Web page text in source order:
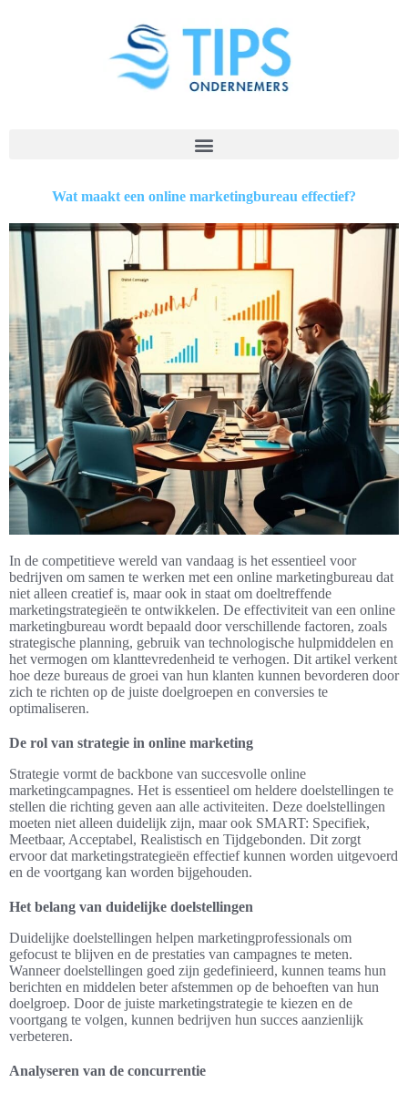
Wat maakt een online marketingbureau effectief?
In de competitieve wereld van vandaag is het essentieel voor
bedrijven om samen te werken met een online marketingbureau dat
niet alleen creatief is, maar ook in staat om doeltreffende
marketingstrategieën te ontwikkelen. De effectiviteit van een online
marketingbureau wordt bepaald door verschillende factoren, zoals
strategische planning, gebruik van technologische hulpmiddelen en
het vermogen om klanttevredenheid te verhogen. Dit artikel verkent
hoe deze bureaus de groei van hun klanten kunnen bevorderen door
zich te richten op de juiste doelgroepen en conversies te
optimaliseren.
De rol van strategie in online marketing
Strategie vormt de backbone van succesvolle online
marketingcampagnes. Het is essentieel om heldere doelstellingen te
stellen die richting geven aan alle activiteiten. Deze doelstellingen
moeten niet alleen duidelijk zijn, maar ook SMART: Specifiek,
Meetbaar, Acceptabel, Realistisch en Tijdgebonden. Dit zorgt
ervoor dat marketingstrategieën effectief kunnen worden uitgevoerd
en de voortgang kan worden bijgehouden.
Het belang van duidelijke doelstellingen
Duidelijke doelstellingen helpen marketingprofessionals om
gefocust te blijven en de prestaties van campagnes te meten.
Wanneer doelstellingen goed zijn gedefinieerd, kunnen teams hun
berichten en middelen beter afstemmen op de behoeften van hun
doelgroep. Door de juiste marketingstrategie te kiezen en de
voortgang te volgen, kunnen bedrijven hun succes aanzienlijk
verbeteren.
Analyseren van de concurrentie